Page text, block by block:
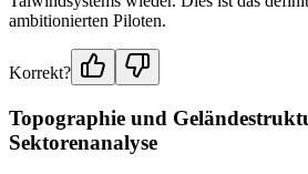
ambitionierten Piloten.
Korrekt?
Topographie und
Sektorenanalyse